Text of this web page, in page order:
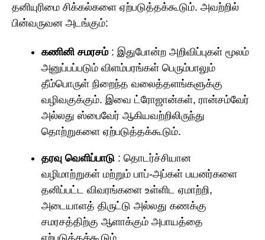
தனியுரிமை சிக்கல்களை ஏற்படுத்தக்கூடும். அவற்றில்
பின்வருவன அடங்கும்:
கணினி சமரசம்: இதுபோன்ற அறிவிப்புகள் மூலம்
அனுப்பப்படும் விளம்பரங்கள் பெரும்பாலும்
தீம்பொருள் நிறைந்த வலைத்தளங்களுக்கு
வழிவகுக்கும். இவை ட்ரோஜான்கள், ரான்சம்வேர்
அல்லது ஸ்பைவேர் ஆகியவற்றிலிருந்து
தொற்றுகளை ஏற்படுத்தக்கூடும்.
தரவு வெளிப்பாடு : தொடர்ச்சியான
வழிமாற்றுகள் மற்றும் பாப்-அப்கள் பயனர்களை
தனிப்பட்ட விவரங்களை உள்ளிட ஏமாற்றி,
அடையாளத் திருட்டு அல்லது கணக்கு
சமரசத்திற்கு ஆளாக்கும் அபாயத்தை
ஏற்படுத்தக்கூடும்.